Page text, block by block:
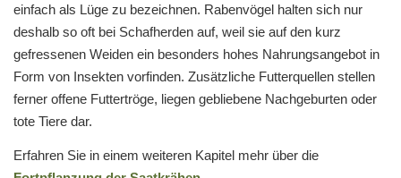
einfach als Lüge zu bezeichnen. Rabenvögel halten sich nur
deshalb so oft bei Schafherden auf, weil sie auf den kurz
gefressenen Weiden ein besonders hohes Nahrungsangebot in
Form von Insekten vorfinden. Zusätzliche Futterquellen stellen
ferner offene Futtertröge, liegen gebliebene Nachgeburten oder
tote Tiere dar.
Erfahren Sie in einem weiteren Kapitel mehr über die